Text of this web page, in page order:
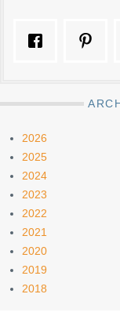
2026
2025
2024
2023
2022
2021
2020
2019
2018